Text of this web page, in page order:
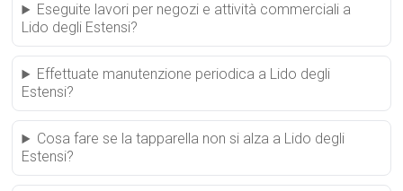
Eseguite lavori per negozi e attività commerciali a
Lido degli Estensi?
Effettuate manutenzione periodica a Lido degli
Estensi?
Cosa fare se la tapparella non si alza a Lido degli
Estensi?